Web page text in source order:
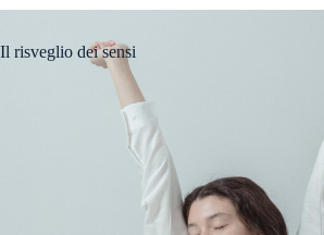
Il risveglio dei sensi